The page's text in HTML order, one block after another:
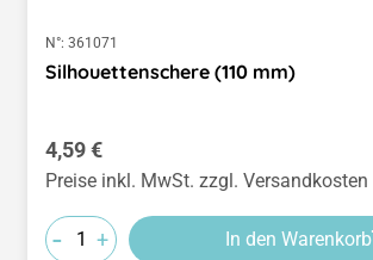
N°: 361071
Silhouettenschere (110 mm)
Regulärer Preis:
4,59 €
Preise inkl. MwSt. zzgl. Versandkosten
- + In den Warenkorb